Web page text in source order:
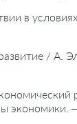
в
развитие /